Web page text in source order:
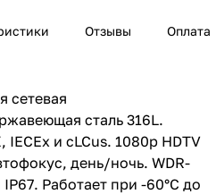
Отзывы Оплата
сетевая
сталь 316L.
и cLCus. 1080p HDTV
день/ночь. WDR-
Работает при -60°C до